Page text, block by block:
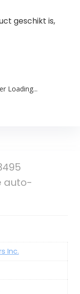
geschikt is,
Loading...
auto-
Inc.